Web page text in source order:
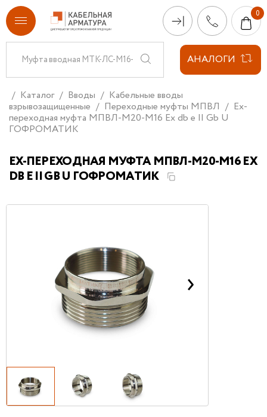
АНАЛОГИ
Каталог Вводы
Кабельные вводы
взрывозащищенные
Переходные муфты МПВЛ
Ex-
переходная муфта МПВЛ-М20-М16 Ех db e II Gb U
ГОФРОМАТИК
EX-ПЕРЕХОДНАЯ МУФТА МПВЛ-М20-М16 ЕХ
DB E II GB U ГОФРОМАТИК